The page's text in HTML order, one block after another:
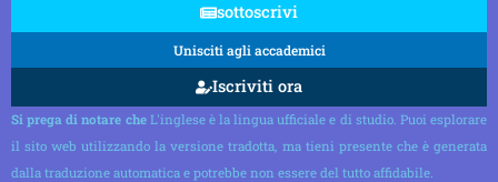
sottoscrivi
Unisciti agli accademici
Iscriviti ora
Si prega di notare cheL'inglese è la lingua ufficiale e di studio. Puoi esplorare
il sito web utilizzando la versione tradotta, ma tieni presente che è generata
dalla traduzione automatica e potrebbe non essere del tutto affidabile.